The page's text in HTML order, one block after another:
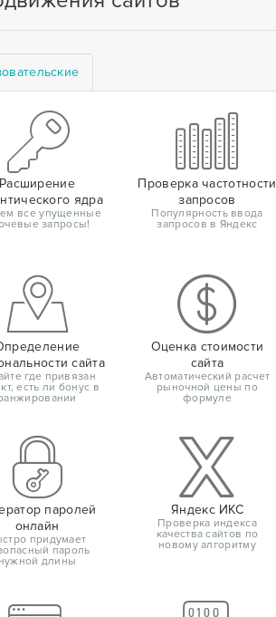
Расширение
ядра
все упущенные
запросы!
Проверка частотности
запросов
Популярность ввода
запросов в Яндекс
сайта
где привязан
есть ли бонус в
Оценка стоимости
сайта
Автоматический расчет
рыночной цены по
формуле
паролей
онлайн
придумает
пароль
нужной длины
Яндекс ИКС
Проверка индекса
качества сайтов по
новому алгоритму